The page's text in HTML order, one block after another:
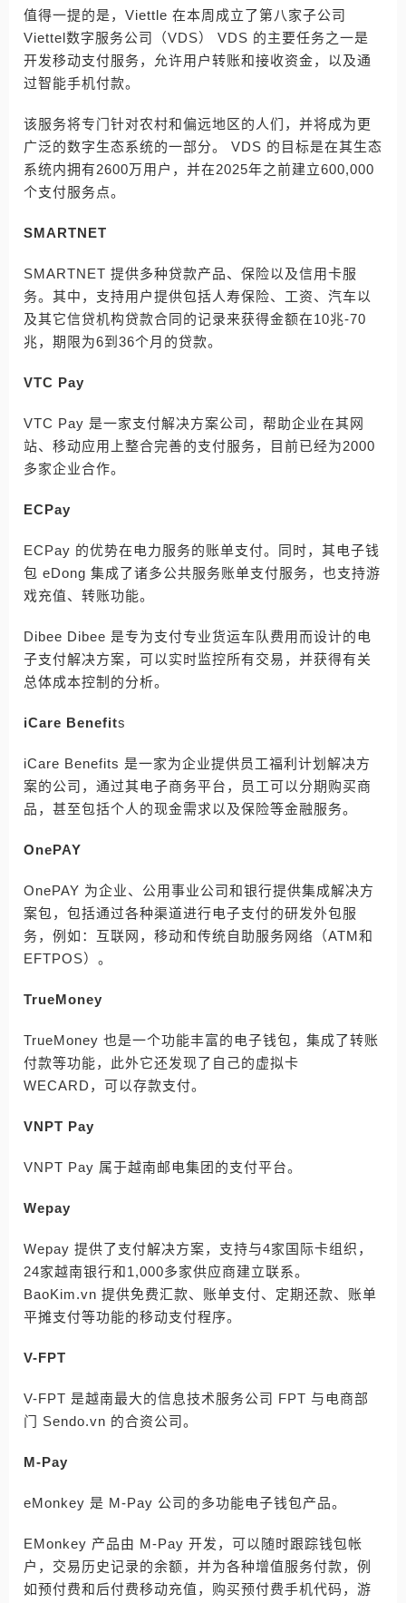
值得一提的是，Viettle 在本周成立了第八家子公司
Viettel数字服务公司（VDS） VDS 的主要任务之一是
开发移动支付服务，允许用户转账和接收资金，以及通
过智能手机付款。
该服务将专门针对农村和偏远地区的人们，并将成为更
广泛的数字生态系统的一部分。 VDS 的目标是在其生态
系统内拥有2600万用户，并在2025年之前建立600,000
个支付服务点。
SMARTNET
SMARTNET 提供多种贷款产品、保险以及信用卡服
务。其中，支持用户提供包括人寿保险、工资、汽车以
及其它信贷机构贷款合同的记录来获得金额在10兆-70
兆，期限为6到36个月的贷款。
VTC Pay
VTC Pay 是一家支付解决方案公司，帮助企业在其网
站、移动应用上整合完善的支付服务，目前已经为2000
多家企业合作。
ECPay
ECPay 的优势在电力服务的账单支付。同时，其电子钱
包 eDong 集成了诸多公共服务账单支付服务，也支持游
戏充值、转账功能。
Dibee Dibee 是专为支付专业货运车队费用而设计的电
子支付解决方案，可以实时监控所有交易，并获得有关
总体成本控制的分析。
iCare Benefits
iCare Benefits 是一家为企业提供员工福利计划解决方
案的公司，通过其电子商务平台，员工可以分期购买商
品，甚至包括个人的现金需求以及保险等金融服务。
OnePAY
OnePAY 为企业、公用事业公司和银行提供集成解决方
案包，包括通过各种渠道进行电子支付的研发外包服
务，例如：互联网，移动和传统自助服务网络（ATM和
EFTPOS）。
TrueMoney
TrueMoney 也是一个功能丰富的电子钱包，集成了转账
付款等功能，此外它还发现了自己的虚拟卡
WECARD，可以存款支付。
VNPT Pay
VNPT Pay 属于越南邮电集团的支付平台。
Wepay
Wepay 提供了支付解决方案，支持与4家国际卡组织，
24家越南银行和1,000多家供应商建立联系。
BaoKim.vn 提供免费汇款、账单支付、定期还款、账单
平摊支付等功能的移动支付程序。
V-FPT
V-FPT 是越南最大的信息技术服务公司 FPT 与电商部
门 Sendo.vn 的合资公司。
M-Pay
eMonkey 是 M-Pay 公司的多功能电子钱包产品。
EMonkey 产品由 M-Pay 开发，可以随时跟踪钱包帐
户，交易历史记录的余额，并为各种增值服务付款，例
如预付费和后付费移动充值，购买预付费手机代码，游